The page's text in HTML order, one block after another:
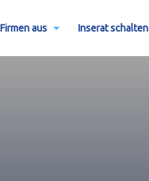
Firmen aus Inserat schalten